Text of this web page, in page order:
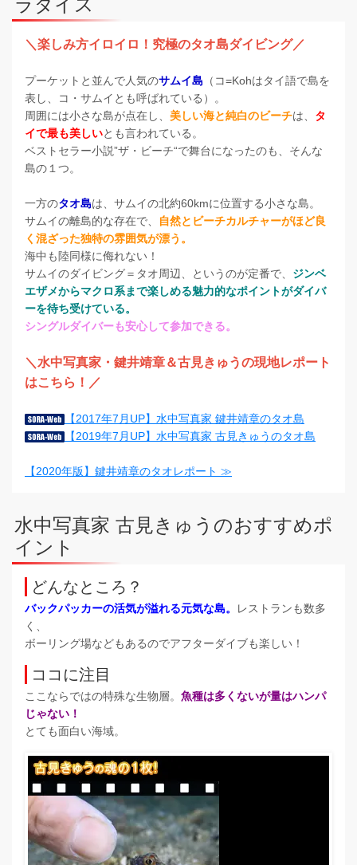
＼楽しみ方イロイロ！究極のタオ島ダイビング／
プーケットと並んで人気のサムイ島 （コ=Kohはタイ語で島を
表し、コ・サムイとも呼ばれている）。
周囲には小さな島が点在し、 美しい海と純白のビーチは、 タ
イで最も美しいとも言われている。
ベストセラー小説”ザ・ビーチ“で舞台になったのも、そんな
島の１つ。
一方のタオ島は、サムイの北約60kmに位置する小さな島。
サムイの離島的な存在で、
自然とビーチカルチャーがほど良
く混ざった独特の雰囲気が漂う。
海中も陸同様に侮れない！
サムイのダイビング＝タオ周辺、というのが定番で、 ジンベ
エザメからマクロ系まで楽しめる魅力的なポイントがダイバ
ーを待ち受けている。
シングルダイバーも安心して参加できる。
＼水中写真家・鍵井靖章＆古見きゅうの現地レポート
はこちら！／
【2017年7月UP】水中写真家 鍵井靖章のタオ島
【2019年7月UP】水中写真家 古見きゅうのタオ島
【2020年版】鍵井靖章のタオレポート ≫
水中写真家 古見きゅうのおすすめポ
イント
どんなところ？
バックパッカーの活気が溢れる元気な島。
レストランも数多
く、
ボーリング場などもあるのでアフターダイブも楽しい！
ココに注目
ここならではの特殊な生物層。 魚種は多くないが量はハンパ
じゃない！
とても面白い海域。